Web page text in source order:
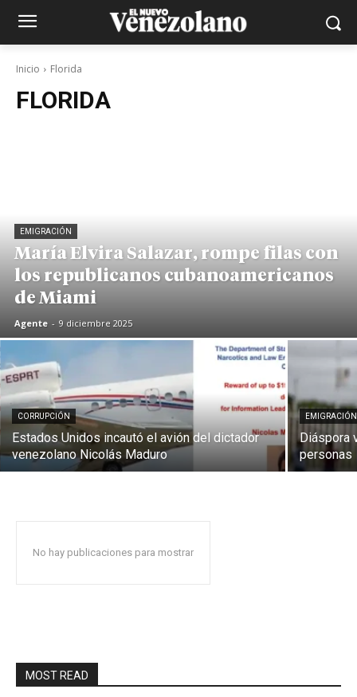
Inicio Florida
FLORIDA
EMIGRACIÓN
María Elvira Salazar, rompe filas con
los republicanos cubanoamericanos
de Miami
Agente - 9 diciembre 2025
CORRUPCIÓN
Estados Unidos incautó el avión del dictador
venezolano Nicolás Maduro
EMIGRACIÓN
Diáspora
personas
No hay publicaciones para mostrar
MOST READ